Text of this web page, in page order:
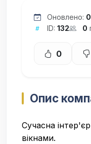
Оновлено:
ID: 132 0
0
Опис
Сучасна
вікнами.